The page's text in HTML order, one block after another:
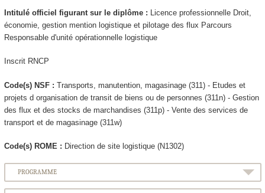
Intitulé officiel figurant sur le diplôme : Licence professionnelle Droit,
économie, gestion mention logistique et pilotage des flux Parcours
Responsable d'unité opérationnelle logistique
Inscrit RNCP
Code(s) NSF : Transports, manutention, magasinage (311) - Etudes et
projets d organisation de transit de biens ou de personnes (311n) - Gestion
des flux et des stocks de marchandises (311p) - Vente des services de
transport et de magasinage (311w)
Code(s) ROME : Direction de site logistique (N1302)
PROGRAMME